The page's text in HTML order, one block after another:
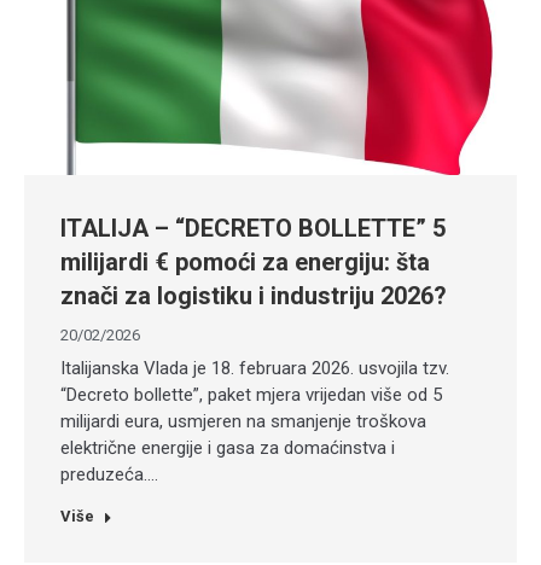
ITALIJA – “DECRETO BOLLETTE” 5
milijardi € pomoći za energiju: šta
znači za logistiku i industriju 2026?
20/02/2026
Italijanska Vlada je 18. februara 2026. usvojila tzv.
“Decreto bollette”, paket mjera vrijedan više od 5
milijardi eura, usmjeren na smanjenje troškova
električne energije i gasa za domaćinstva i
preduzeća.…
Više